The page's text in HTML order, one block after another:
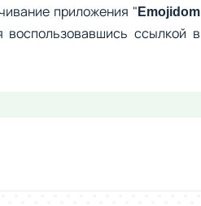
приложения " Emojidom
ссылкой в